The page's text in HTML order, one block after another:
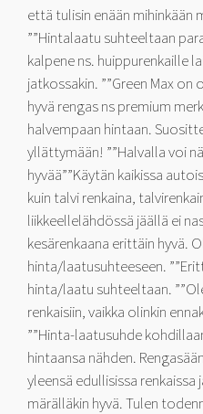
että tulisin enään mihinkään
””Hintalaatu suhteeltaan
kalpene ns. huippurenkaille
jatkossakin. ””Green Max
hyvä rengas ns premium
halvempaan hintaan.
yllättymään! ””Halvalla voi
hyvää””Käytän kaikissa
kuin talvi renkaina,
liikkeellelähdössä jäällä ei
kesärenkaana erittäin hyvä.
hinta/laatusuhteeseen.
hinta/laatu suhteeltaan.
renkaisiin, vaikka olinkin
””Hinta-laatusuhde
hintaansa nähden.
yleensä edullisissa
märälläkin hyvä. Tulen